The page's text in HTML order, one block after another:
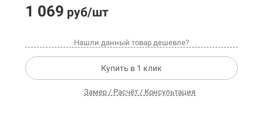
1 069 руб/шт
Нашли данный товар дешевле?
Купить в 1 клик
Замер / Расчёт / Консультация